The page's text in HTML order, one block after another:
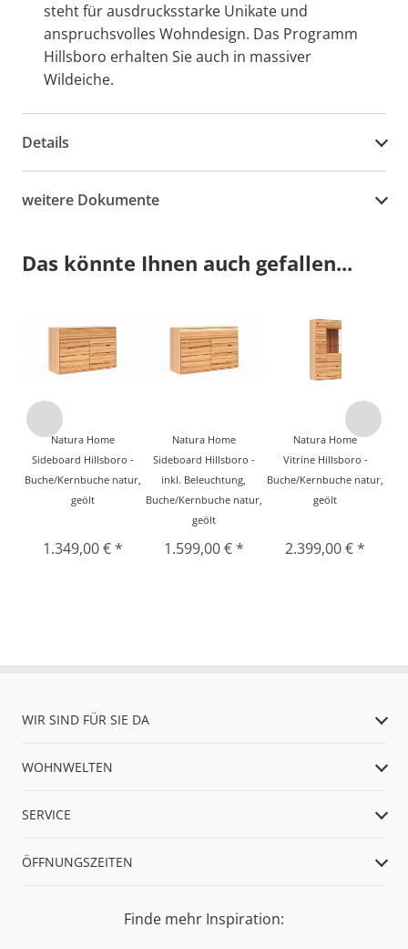
steht für ausdrucksstarke Unikate und
anspruchsvolles Wohndesign. Das Programm
Hillsboro erhalten Sie auch in massiver
Wildeiche.
Details
weitere Dokumente
Das könnte Ihnen auch gefallen...
Natura Home
Sideboard Hillsboro -
Buche/Kernbuche natur,
geölt
1.349,00 € *
Natura Home
Sideboard Hillsboro -
inkl. Beleuchtung,
Buche/Kernbuche natur,
geölt
1.599,00 € *
Natura Home
Vitrine Hillsboro -
Buche/Kernbuche natur,
geölt
2.399,00 € *
WIR SIND FÜR SIE DA
WOHNWELTEN
SERVICE
ÖFFNUNGSZEITEN
Finde mehr Inspiration: